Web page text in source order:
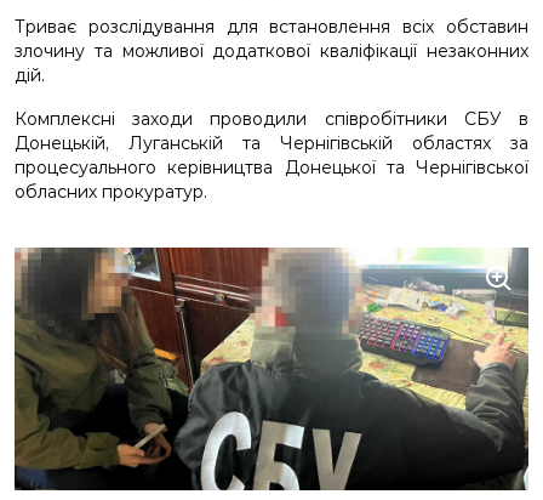
Триває розслідування для встановлення всіх обставин
злочину та можливої додаткової кваліфікації незаконних
дій.
Комплексні заходи проводили співробітники СБУ в
Донецькій, Луганській та Чернігівській областях за
процесуального керівництва Донецької та Чернігівської
обласних прокуратур.